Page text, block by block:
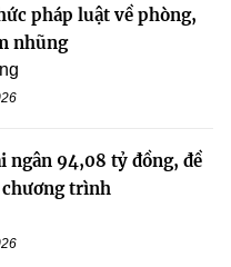
pháp luật về phòng,
nhũng
ngân 94,08 tỷ đồng, đề
trình